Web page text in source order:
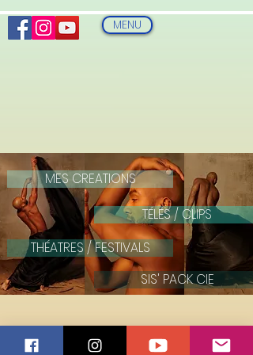
MENU
MES CREATIONS
TÉLÉS / CLIPS
THÉATRES / FESTIVALS
SIS' PACK CIE